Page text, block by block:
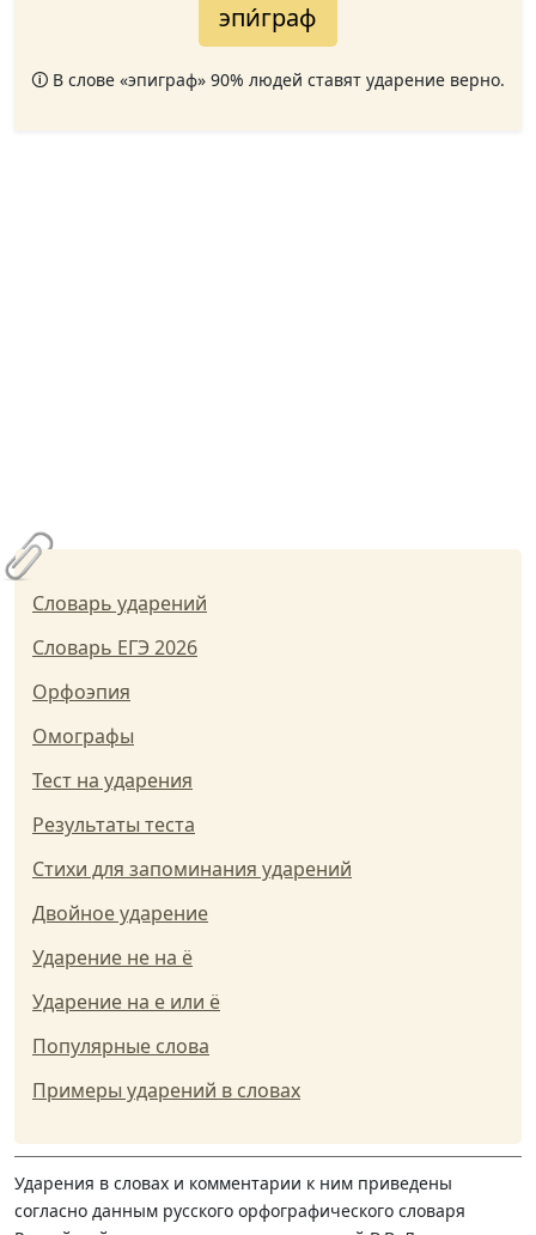
эпи́граф
🛈 В слове «эпиграф» 90% людей ставят ударение верно.
Словарь ударений
Словарь ЕГЭ 2026
Орфоэпия
Омографы
Тест на ударения
Результаты теста
Стихи для запоминания ударений
Двойное ударение
Ударение не на ё
Ударение на е или ё
Популярные слова
Примеры ударений в словах
Ударения в словах и комментарии к ним приведены
согласно данным русского орфографического словаря